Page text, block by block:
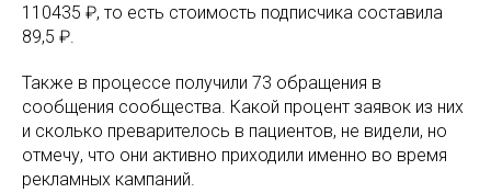
110435 ₽, то есть стоимость подписчика составила
89,5 ₽.
Также в процессе получили 73 обращения в
сообщения сообщества. Какой процент заявок из них
и сколько преварителось в пациентов, не видели, но
отмечу, что они активно приходили именно во время
рекламных кампаний.